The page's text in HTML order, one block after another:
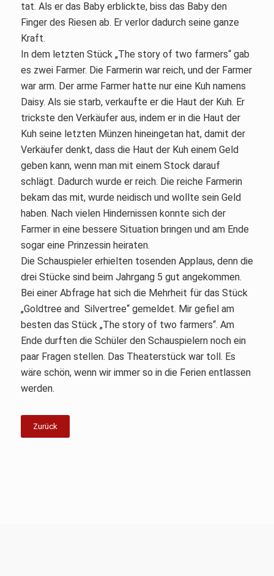
tat. Als er das Baby erblickte, biss das Baby den
Finger des Riesen ab. Er verlor dadurch seine ganze
Kraft.
In dem letzten Stück „The story of two farmers“ gab
es zwei Farmer. Die Farmerin war reich, und der Farmer
war arm. Der arme Farmer hatte nur eine Kuh namens
Daisy. Als sie starb, verkaufte er die Haut der Kuh. Er
trickste den Verkäufer aus, indem er in die Haut der
Kuh seine letzten Münzen hineingetan hat, damit der
Verkäufer denkt, dass die Haut der Kuh einem Geld
geben kann, wenn man mit einem Stock darauf
schlägt. Dadurch wurde er reich. Die reiche Farmerin
bekam das mit, wurde neidisch und wollte sein Geld
haben. Nach vielen Hindernissen konnte sich der
Farmer in eine bessere Situation bringen und am Ende
sogar eine Prinzessin heiraten.
Die Schauspieler erhielten tosenden Applaus, denn die
drei Stücke sind beim Jahrgang 5 gut angekommen.
Bei einer Abfrage hat sich die Mehrheit für das Stück
„Goldtree and Silvertree“ gemeldet. Mir gefiel am
besten das Stück „The story of two farmers“. Am
Ende durften die Schüler den Schauspielern noch ein
paar Fragen stellen. Das Theaterstück war toll. Es
wäre schön, wenn wir immer so in die Ferien entlassen
werden.
Zurück